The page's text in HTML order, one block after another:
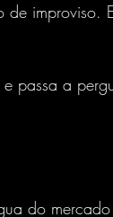
de improviso.
passa a
do